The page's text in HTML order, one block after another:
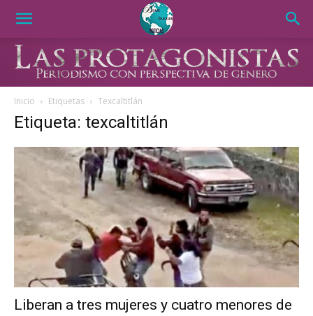
Inicio Etiquetas Texcaltitlán
Etiqueta: texcaltitlán
Liberan a tres mujeres y cuatro menores de